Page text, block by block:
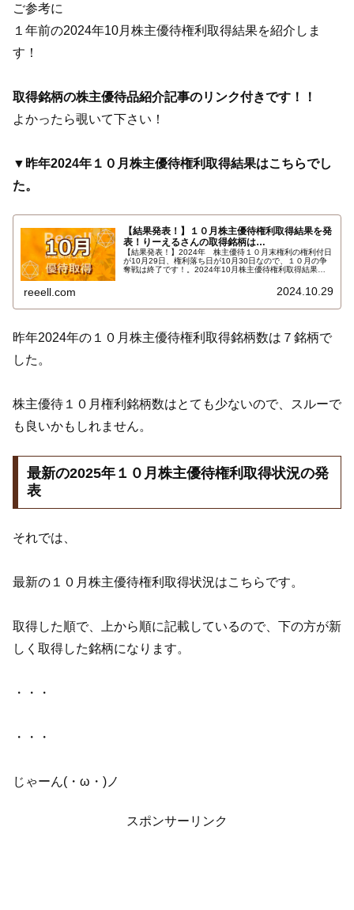
ご参考に
１年前の2024年10月株主優待権利取得結果を紹介しま
す！
取得銘柄の株主優待品紹介記事のリンク付きです！！
よかったら覗いて下さい！
▼昨年2024年１０月株主優待権利取得結果はこちらでし
た。
【結果発表！】１０月株主優待権利取得結果を発
表！りーえるさんの取得銘柄は…
【結果発表！】2024年 株主優待１０月末権利の権利付日
が10月29日、権利落ち日が10月30日なので、１０月の争
奪戦は終了です！。2024年10月株主優待権利取得結果を
reeell.com 2024.10.29
昨年2024年の１０月株主優待権利取得銘柄数は７銘柄で
した。
株主優待１０月権利銘柄数はとても少ないので、スルーで
も良いかもしれません。
最新の2025年１０月株主優待権利取得状況の発
表
それでは、
最新の１０月株主優待権利取得状況はこちらです。
取得した順で、上から順に記載しているので、下の方が新
しく取得した銘柄になります。
・・・
・・・
じゃーん(・ω・)ノ
スポンサーリンク